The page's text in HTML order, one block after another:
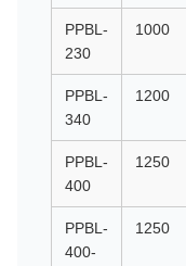
PPBL-
230
1000
PPBL-
340
1200
PPBL-
400
1250
PPBL-
400-
1250